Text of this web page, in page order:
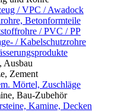
/ VPC / Awadock
Betonformteile
/ PVC / PP
/ Kabelschutzrohre
Ausbau
Zement
Mörtel, Zuschläge
Bau-Zubehör
Kamine, Decken